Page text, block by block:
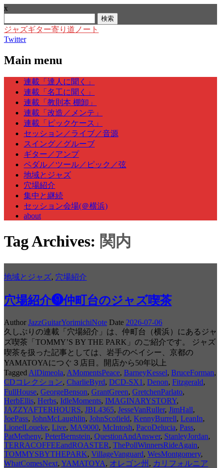
x
索:
ジャズギター寄り道ノート
Twitter
Main menu
Skip
content
連載「達人に聞く」
連載「名工に聞く」
連載「教則本 棚卸」
連載「改造／メンテ」
連載「ピックケース」
セッション／ライブ／音源
スイング／グルーブ
ギター／アンプ
ペダル／ツール／ピック／弦
地域とジャズ
穴場紹介
集中と継続
セッション会場(＠横浜)
about
Tag Archives: 関内
地域とジャズ, 穴場紹介
穴場紹介❾仲町台のジャズ喫茶
Author JazzGuitarYorimichiNote Date 2026-07-06
久しぶりの連載「穴場紹介」は、仲町台（横浜）にあるジャ
ズ喫茶「TOMMY’S BY THE PARK」のご紹介です。 ジャズ
喫茶を扱った記事としては、岩手のベイシー、京都の
YAMATOYAにつぐ３店目。開店から50年以上
Tagged AlDimeola, AMomentsPeace, BarneyKessel, BruceForman,
CDコレクション, CharlieByrd, DCD-SX1 , Denon, Fitzgerald,
FullHouse, GeorgeBenson, GrantGreen, GretchenParlato,
HerbEllis, Herbs, IdleMoments, IMAGINARYSTORY,
JAZZYAFTERHOURS, JBL4365, JesseVanRuller, JimHall,
JoePass, JohnMcLaughlin, JohnScofield, KennyBurrell, LeanIn,
LionelLoueke, Live, MA9000, McIntosh, PacoDelucia, Pass,
PatMetheny, PeterBernstein, QuestionAndAnswer, StanleyJordan,
TERRACOFFEEandROASTER, ThePollWinnersRideAgain,
TOMMYSBYTHEPARK, VillageVanguard, WesMontgomery,
WhatComesNext, YAMATOYA, オレゴン州 , カリフォルニア